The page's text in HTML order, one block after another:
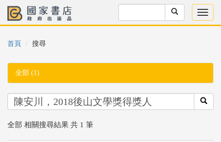
首頁 搜尋
全部 (1)
全部 相關搜尋結果 共 1 筆